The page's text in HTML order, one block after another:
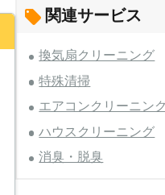
関連サービス
換気扇クリーニング
特殊清掃
エアコンクリーニン
ハウスクリーニング
消臭・脱臭